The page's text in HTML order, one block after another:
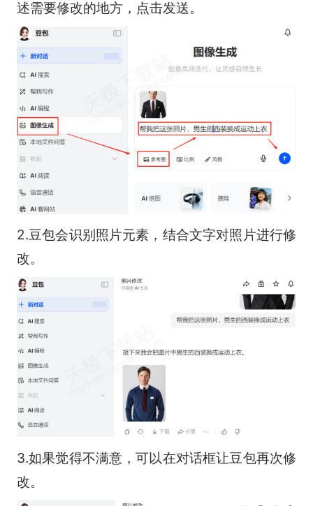
述需要修改的地方，点击发送。
2.豆包会识别照片元素，结合文字对照片进行修
改。
3.如果觉得不满意，可以在对话框让豆包再次修
改。